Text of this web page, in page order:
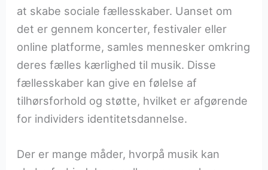
at skabe sociale fællesskaber. Uanset om
det er gennem koncerter, festivaler eller
online platforme, samles mennesker omkring
deres fælles kærlighed til musik. Disse
fællesskaber kan give en følelse af
tilhørsforhold og støtte, hvilket er afgørende
for individers identitetsdannelse.
Der er mange måder, hvorpå musik kan